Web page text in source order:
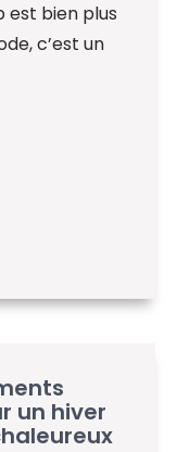
est bien plus
c’est un
un hiver